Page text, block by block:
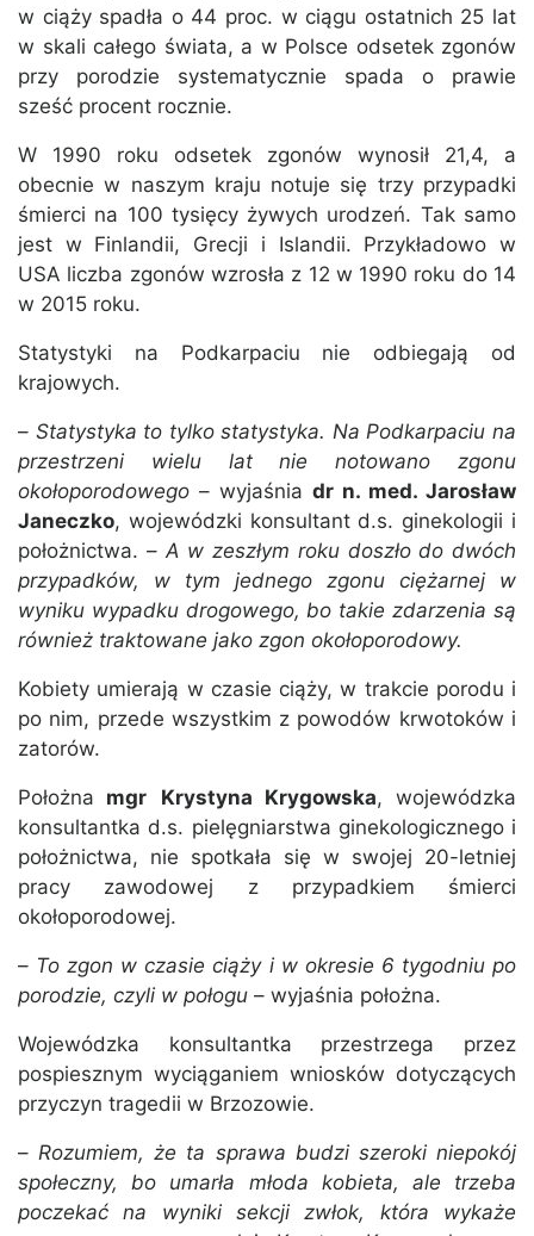
w ciąży spadła o 44 proc. w ciągu ostatnich 25 lat
w skali całego świata, a w Polsce odsetek zgonów
przy porodzie systematycznie spada o prawie
sześć procent rocznie.
W 1990 roku odsetek zgonów wynosił 21,4, a
obecnie w naszym kraju notuje się trzy przypadki
śmierci na 100 tysięcy żywych urodzeń. Tak samo
jest w Finlandii, Grecji i Islandii. Przykładowo w
USA liczba zgonów wzrosła z 12 w 1990 roku do 14
w 2015 roku.
Statystyki na Podkarpaciu nie odbiegają od
krajowych.
– Statystyka to tylko statystyka. Na Podkarpaciu na
przestrzeni wielu lat nie notowano zgonu
okołoporodowego – wyjaśnia dr n. med. Jarosław
Janeczko, wojewódzki konsultant d.s. ginekologii i
położnictwa. – A w zeszłym roku doszło do dwóch
przypadków, w tym jednego zgonu ciężarnej w
wyniku wypadku drogowego, bo takie zdarzenia są
również traktowane jako zgon okołoporodowy.
Kobiety umierają w czasie ciąży, w trakcie porodu i
po nim, przede wszystkim z powodów krwotoków i
zatorów.
Położna mgr Krystyna Krygowska, wojewódzka
konsultantka d.s. pielęgniarstwa ginekologicznego i
położnictwa, nie spotkała się w swojej 20-letniej
pracy zawodowej z przypadkiem śmierci
okołoporodowej.
– To zgon w czasie ciąży i w okresie 6 tygodniu po
porodzie, czyli w połogu – wyjaśnia położna.
Wojewódzka konsultantka przestrzega przez
pospiesznym wyciąganiem wniosków dotyczących
przyczyn tragedii w Brzozowie.
– Rozumiem, że ta sprawa budzi szeroki niepokój
społeczny, bo umarła młoda kobieta, ale trzeba
poczekać na wyniki sekcji zwłok, która wykaże